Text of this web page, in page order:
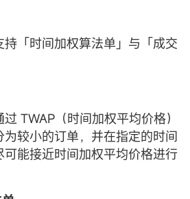
「时间加权算法单」与「成交
TWAP（时间加权平均价格）
较小的订单，并在指定的时间
能接近时间加权平均价格进行